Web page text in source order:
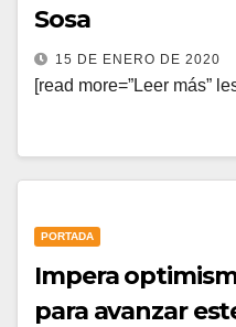
Sosa
15 DE ENERO DE 2020
[read more=”Leer más”
PORTADA
Impera
para avanzar